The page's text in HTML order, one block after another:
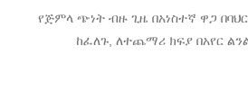
የጅምላ ጭነት ብዙ ጊዜ በአነስተኛ ዋጋ
ከፈለጉ, ለተጨማሪ ክፍያ በአየር